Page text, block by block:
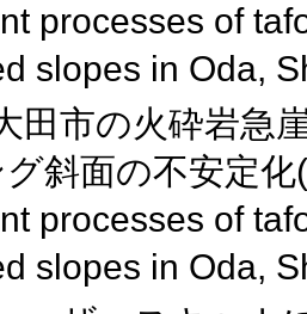
processes of
slopes in Oda,
田市の火砕岩急
斜面の不安定
processes of
slopes in Oda,